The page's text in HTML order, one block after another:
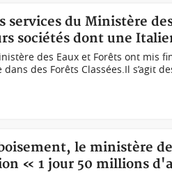
services du Ministère
sociétés dont une
des Eaux et Forêts ont mis
des Forêts Classées.Il s’agit
le ministère
« 1 jour 50 millions